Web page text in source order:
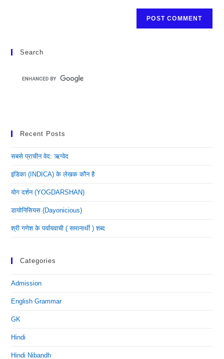
Search
Recent Posts
सबसे प्राचीन वेद: ऋग्वेद
इंडिका (INDICA) के लेखक कौन है
योग दर्शन (YOGDARSHAN)
डायोनिसियस (dayonicious)
श्री गणेश के पर्यायवाची ( समानार्थी ) शब्द
Categories
Admission
English Grammar
GK
Hindi
Hindi Nibandh